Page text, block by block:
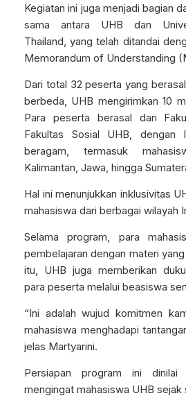
Kegiatan ini juga menjadi bagian
sama antara UHB dan
Thailand, yang telah ditandai
Memorandum of Understanding
Dari total 32 peserta yang
berbeda, UHB mengirimkan 10
Para peserta berasal dari
Fakultas Sosial UHB, dengan
beragam, termasuk
Kalimantan, Jawa, hingga
Hal ini menunjukkan inklusivitas
mahasiswa dari berbagai wilayah
Selama program, para
pembelajaran dengan materi yang
itu, UHB juga memberikan
para peserta melalui beasiswa
“Ini adalah wujud komitmen
mahasiswa menghadapi
jelas Martyarini.
Persiapan program ini dinilai
mengingat mahasiswa UHB